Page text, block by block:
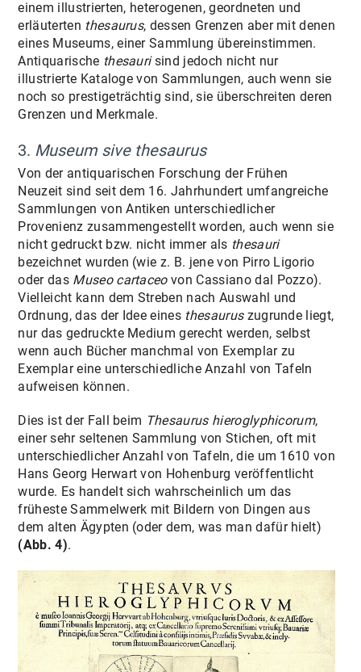
einem illustrierten, heterogenen, geordneten und
erläuterten thesaurus, dessen Grenzen aber mit denen
eines Museums, einer Sammlung übereinstimmen.
Antiquarische thesaurisind jedoch nicht nur
illustrierte Kataloge von Sammlungen, auch wenn sie
noch so prestigeträchtig sind, sie überschreiten deren
Grenzen und Merkmale.
3. Museum sive thesaurus
Von der antiquarischen Forschung der Frühen
Neuzeit sind seit dem 16. Jahrhundert umfangreiche
Sammlungen von Antiken unterschiedlicher
Provenienz zusammengestellt worden, auch wenn sie
nicht gedruckt bzw. nicht immer als thesauri
bezeichnet wurden (wie z. B. jene von Pirro Ligorio
oder das Museo cartaceovon Cassiano dal Pozzo).
Vielleicht kann dem Streben nach Auswahl und
Ordnung, das der Idee eines thesauruszugrunde liegt,
nur das gedruckte Medium gerecht werden, selbst
wenn auch Bücher manchmal von Exemplar zu
Exemplar eine unterschiedliche Anzahl von Tafeln
aufweisen können.
Dies ist der Fall beim Thesaurus hieroglyphicorum,
einer sehr seltenen Sammlung von Stichen, oft mit
unterschiedlicher Anzahl von Tafeln, die um 1610 von
Hans Georg Herwart von Hohenburg veröffentlicht
wurde. Es handelt sich wahrscheinlich um das
früheste Sammelwerk mit Bildern von Dingen aus
dem alten Ägypten (oder dem, was man dafür hielt)
(Abb. 4).